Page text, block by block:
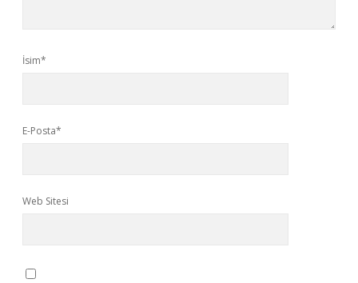
İsim*
E-Posta*
Web Sitesi